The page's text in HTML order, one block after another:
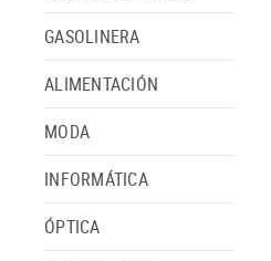
GASOLINERA
ALIMENTACIÓN
MODA
INFORMÁTICA
ÓPTICA